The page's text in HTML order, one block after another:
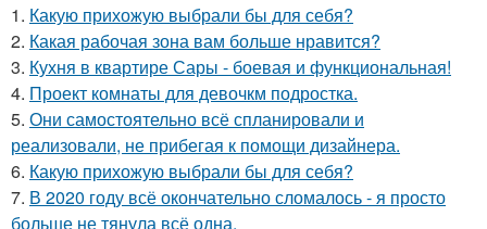
1. Какую прихожую выбрали бы для себя?
2. Какая рабочая зона вам больше нравится?
3. Кухня в квартире Сары - боевая и функциональная!
4. Проект комнаты для девочкм подростка.
5. Они самостоятельно всё спланировали и
реализовали, не прибегая к помощи дизайнера.
6. Какую прихожую выбрали бы для себя?
7. В 2020 году всё окончательно сломалось - я просто
больше не тянула всё одна.